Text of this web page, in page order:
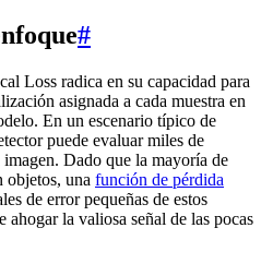
#
Loss radica en su capacidad para
asignada a cada muestra en
En un escenario típico de
puede evaluar miles de
Dado que la mayoría de
objetos, una función de pérdida
de error pequeñas de estos
ahogar la valiosa señal de las pocas